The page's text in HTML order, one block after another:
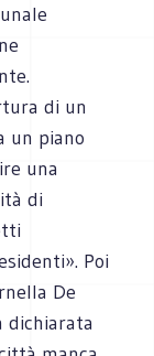
di un
un piano
una
di
Poi
De
dichiarata